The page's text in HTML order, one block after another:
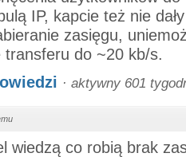
IP, kapcie też nie
zasięgu,
transferu do ~20 kb/s.
· aktywny 601
wiedzą co robią brak